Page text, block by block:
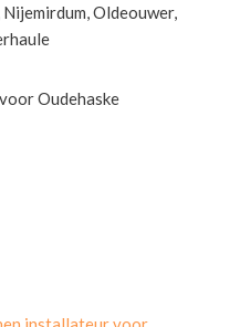
Oldeouwer,
Oudehaske